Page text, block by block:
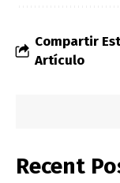
Compartir
Artículo
Recent